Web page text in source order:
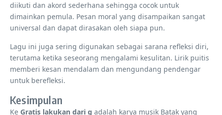
diikuti dan akord sederhana sehingga cocok untuk
dimainkan pemula. Pesan moral yang disampaikan sangat
universal dan dapat dirasakan oleh siapa pun.
Lagu ini juga sering digunakan sebagai sarana refleksi diri,
terutama ketika seseorang mengalami kesulitan. Lirik puitis
memberi kesan mendalam dan mengundang pendengar
untuk berefleksi.
Kesimpulan
Ke Gratis lakukan dari g adalah karya musik Batak yang